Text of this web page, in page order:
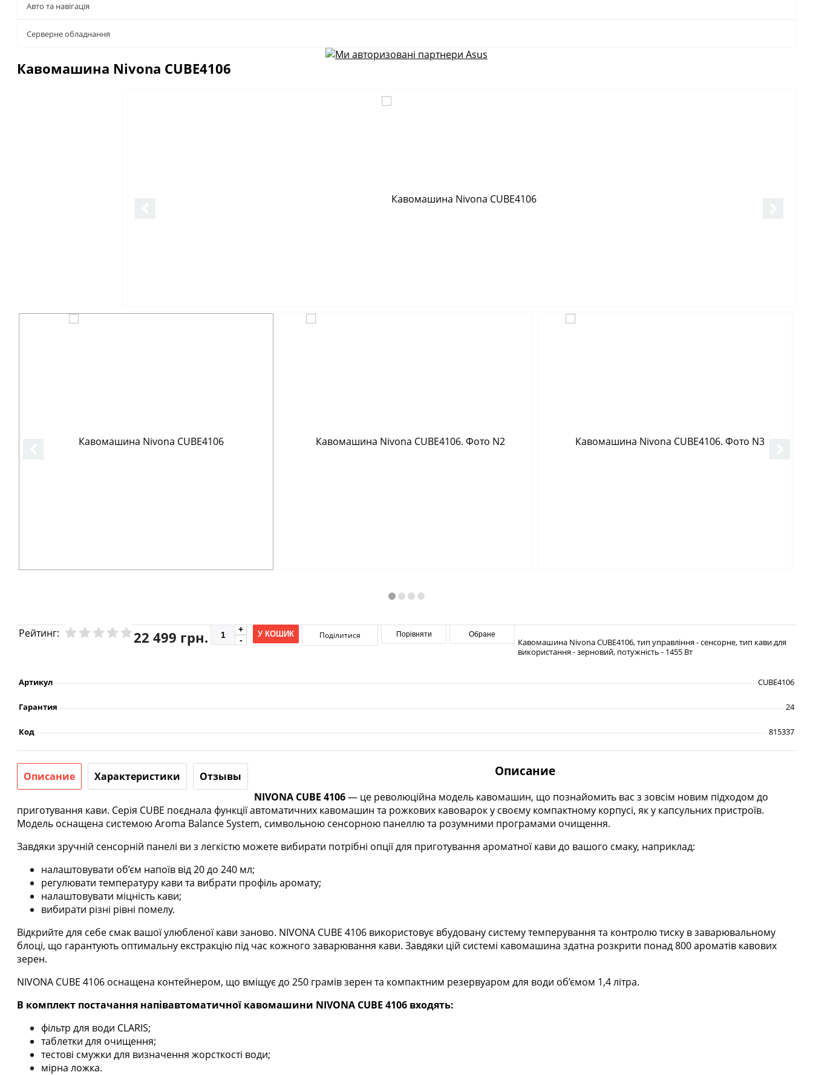
Авто та навігація
Серверне обладнання
Кавомашина Nivona CUBE4106
Рейтинг: 22 499 грн. У КОШИК Поділитися Порівняти Обране
Кавомашина Nivona CUBE4106, тип управління - сенсорне, тип кави для
використання - зерновий, потужність - 1455 Вт
Артикул CUBE4106
Гарантия 24
Код 815337
Описание Характеристики Отзывы Описание
NIVONA CUBE 4106— це революційна модель кавомашин, що познайомить вас з зовсім новим підходом до
приготування кави. Серія CUBE поєднала функції автоматичних кавомашин та рожкових кавоварок у своєму компактному корпусі, як у капсульних пристроїв.
Модель оснащена системою Aroma Balance System, символьною сенсорною панеллю та розумними програмами очищення.
Завдяки зручній сенсорній панелі ви з легкістю можете вибирати потрібні опції для приготування ароматної кави до вашого смаку, наприклад:
налаштовувати об’єм напоїв від 20 до 240 мл;
регулювати температуру кави та вибрати профіль аромату;
налаштовувати міцність кави;
вибирати різні рівні помелу.
Відкрийте для себе смак вашої улюбленої кави заново. NIVONA CUBE 4106 використовує вбудовану систему темперування та контролю тиску в заварювальному
блоці, що гарантують оптимальну екстракцію під час кожного заварювання кави. Завдяки цій системі кавомашина здатна розкрити понад 800 ароматів кавових
зерен.
NIVONA CUBE 4106 оснащена контейнером, що вміщує до 250 грамів зерен та компактним резервуаром для води об’ємом 1,4 літра.
В комплект постачання напівавтоматичної кавомашини NIVONA CUBE 4106 входять:
фільтр для води CLARIS;
таблетки для очищення;
тестові смужки для визначення жорсткості води;
мірна ложка.